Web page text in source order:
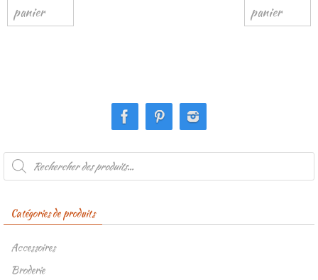
panier
panier
Recherche
produits
Catégories de produits
Accessoires
Broderie